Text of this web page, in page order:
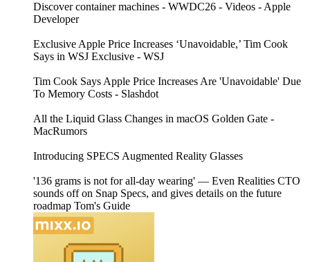
Discover container machines - WWDC26 - Videos - Apple
Developer
Exclusive Apple Price Increases ‘Unavoidable,’ Tim Cook
Says in WSJ Exclusive - WSJ
Tim Cook Says Apple Price Increases Are 'Unavoidable' Due
To Memory Costs - Slashdot
All the Liquid Glass Changes in macOS Golden Gate -
MacRumors
Introducing SPECS Augmented Reality Glasses
'136 grams is not for all-day wearing' — Even Realities CTO
sounds off on Snap Specs, and gives details on the future
roadmap Tom's Guide